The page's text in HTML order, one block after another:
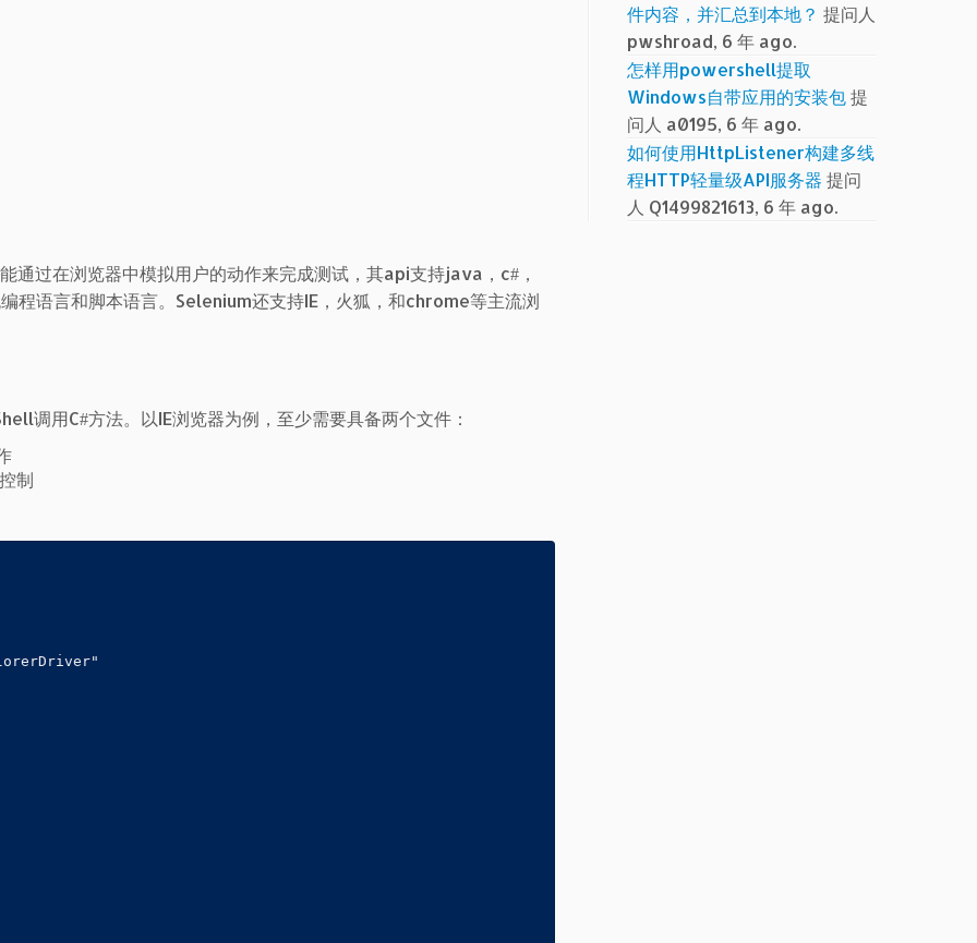
过在浏览器中模拟用户的动作来完成测试，其api支持java，c#，
语言和脚本语言。Selenium还支持IE，火狐，和chrome等主流浏
调用C#方法。以IE浏览器为例，至少需要具备两个文件：
制
件内容，并汇总到本地？ 提问人
pwshroad, 6 年 ago.
怎样用powershell提取
Windows自带应用的安装包提
问人 a0195, 6 年 ago.
如何使用HttpListener构建多线
程HTTP轻量级API服务器 提问
人 Q1499821613, 6 年 ago.